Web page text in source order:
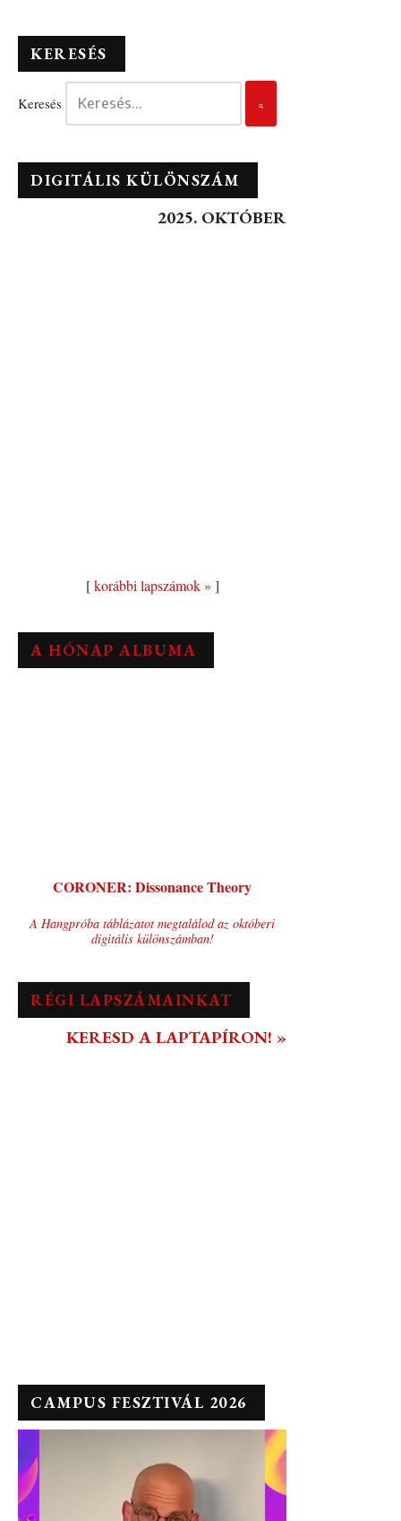
KERESÉS
Keresés
DIGITÁLIS KÜLÖNSZÁM
2025. OKTÓBER
[korábbi lapszámok » ]
A HÓNAP ALBUMA
CORONER: Dissonance Theory
A Hangpróba táblázatot megtalálod az októberi
digitális különszámban!
RÉGI LAPSZÁMAINKAT
KERESD A LAPTAPÍRON! »
CAMPUS FESZTIVÁL 2026